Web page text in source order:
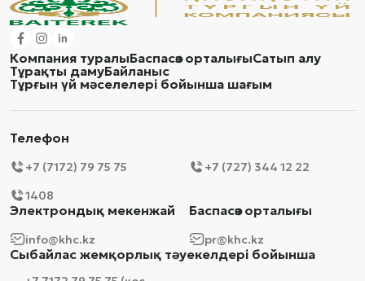
Компания туралыБаспасөз орталығыСатып алу
Тұрақты дамуБайланыс
Тұрғын үй мәселелері бойынша шағым
Телефон
+7 (7172) 79 75 75
+7 (727) 344 12 22
1408
Электрондық мекенжай
info@khc.kz
Баспасөз орталығы
pr@khc.kz
Сыбайлас жемқорлық тәуекелдері бойынша